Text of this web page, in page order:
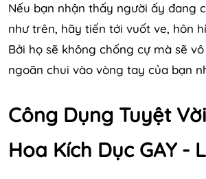
Nếu bạn nhận thấy người ấy đang
như trên, hãy tiến tới vuốt ve, hôn
Bởi họ sẽ không chống cự mà sẽ
ngoãn chui vào vòng tay của bạn
Công Dụng Tuyệt
Hoa Kích Dục GAY -